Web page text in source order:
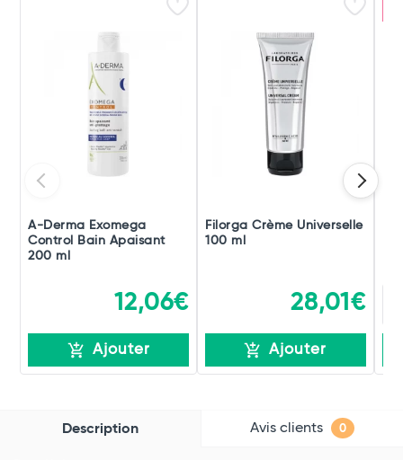
A-Derma Exomega
Control Bain Apaisant
200 ml
12,06€
Ajouter
Filorga Crème Universelle
100 ml
28,01€
Ajouter
Description Avis clients 0